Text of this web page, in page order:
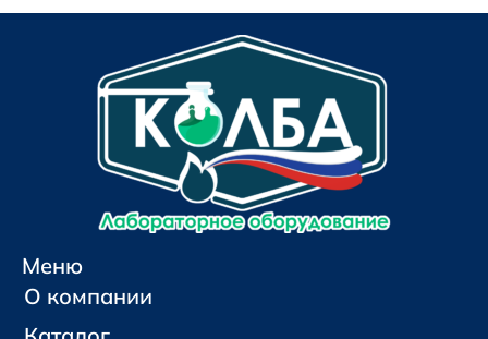
Меню
О компании